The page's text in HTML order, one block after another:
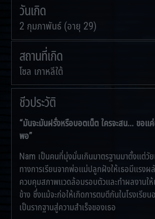
วันเกิด
2 กุมภาพันธ์ (อายุ 29)
สถานที่เกิด
โซล เกาหลีใต้
ชีวประวัติ
“มันจะมันฝรั่งหรือบอตเน็ต ใครจะสน… ขอแ
พอ”
Nam เป็นคนที่มุ่งมั่นเกินมาตรฐานมาตั้งแต่วั
ทางการเรียนจากพ่อแม่ปลูกฝังให้เธอมีแรงผ
ควบคุมสภาพแวดล้อมรอบตัวและทำผลงานใ
ข้าง ซึ่งแม้จะก่อให้เกิดการตบตีกันในโรงเรี
เป็นรากฐานสู่ความสำเร็จของเธอ